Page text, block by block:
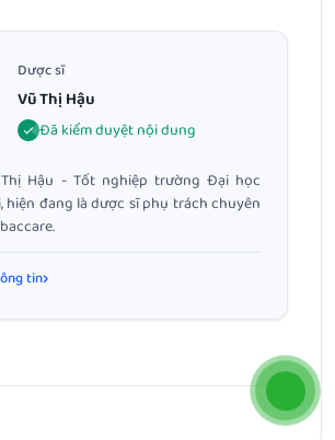
Dược sĩ
Vũ Thị Hậu
Đã kiểm duyệt nội dung
Hậu - Tốt nghiệp trường Đại học
hiện đang là dược sĩ phụ trách chuyên
tin